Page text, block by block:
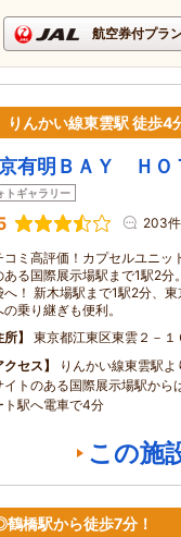
航空券付プラ
りんかい線東雲駅 徒歩4
有明ＢＡＹ ＨＯ
トギャラリー
203件
コミ高評価！カプセルユニッ
ある国際展示場駅まで1駅2
へ！ 新木場駅まで1駅2分、
の乗り継ぎも便利。
所
東京都江東区東雲２－１
クセス
りんかい線東雲駅
イトのある国際展示場駅から
ト駅へ電車で4分
この施
橋駅から徒歩7分！